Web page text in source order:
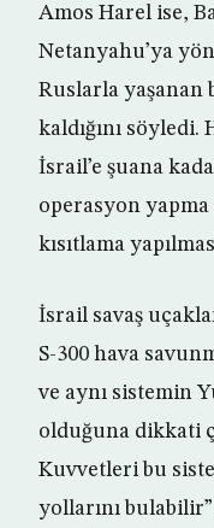
Amos Harel ise,
Netanyahu’ya
Ruslarla yaşanan
kaldığını
İsrail’e şuana
operasyon
kısıtlama
İsrail savaş
S-300 hava
ve aynı sistemin
olduğuna dikkati
Kuvvetleri bu
yollarını